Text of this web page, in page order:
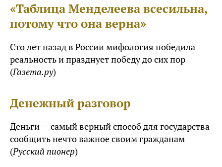
«Таблица Менделеева всесильна,
потому что она верна»
Сто лет назад в России мифология победила
реальность и празднует победу до сих пор
(Газета.ру)
Денежный разговор
Деньги — самый верный способ для государства
сообщить нечто важное своим гражданам
(Русский пионер)